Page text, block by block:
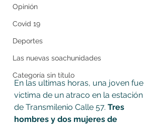
Opinión
Covid 19
Deportes
Las nuevas soachunidades
Categoría sin título
En las ultimas horas, una joven fue
victima de un atraco en la estación
de Transmilenio Calle 57. Tres
hombres y dos mujeres de